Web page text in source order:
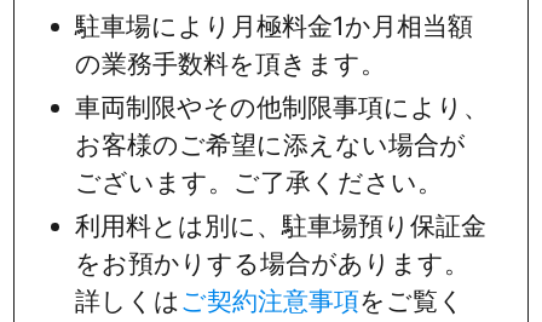
駐車場により月極料金1か月相当額
の業務手数料を頂きます。
車両制限やその他制限事項により、
お客様のご希望に添えない場合が
ございます。ご了承ください。
利用料とは別に、駐車場預り保証金
をお預かりする場合があります。
詳しくはご契約注意事項をご覧く